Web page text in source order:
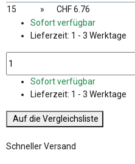
15
»
CHF 6.76
Sofort verfügbar
Lieferzeit: 1 - 3 Werktage
Sofort verfügbar
Lieferzeit: 1 - 3 Werktage
Auf die Vergleichsliste
Schneller Versand